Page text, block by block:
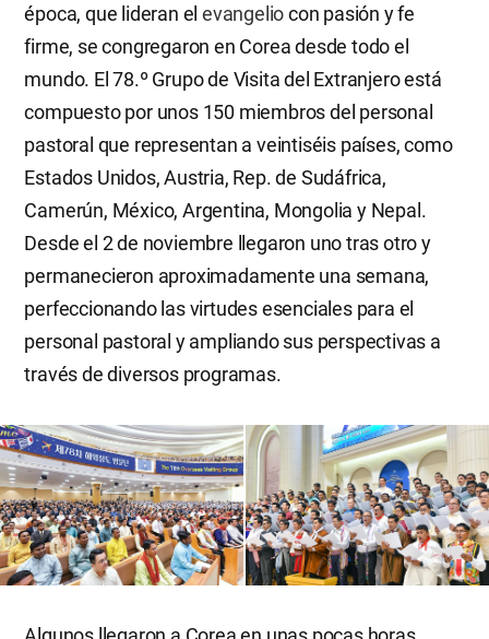
época, que lideran el evangeliocon pasión y fe
firme, se congregaron en Corea desde todo el
mundo. El 78.º Grupo de Visita del Extranjero está
compuesto por unos 150 miembros del personal
pastoral que representan a veintiséis países, como
Estados Unidos, Austria, Rep. de Sudáfrica,
Camerún, México, Argentina, Mongolia y Nepal.
Desde el 2 de noviembre llegaron uno tras otro y
permanecieron aproximadamente una semana,
perfeccionando las virtudes esenciales para el
personal pastoral y ampliando sus perspectivas a
través de diversos programas.